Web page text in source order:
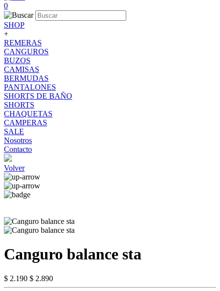
0
SHOP
+
REMERAS
CANGUROS
BUZOS
CAMISAS
BERMUDAS
PANTALONES
SHORTS DE BAÑO
SHORTS
CHAQUETAS
CAMPERAS
SALE
Nosotros
Contacto
Volver
Canguro balance sta
$ 2.190 $ 2.890